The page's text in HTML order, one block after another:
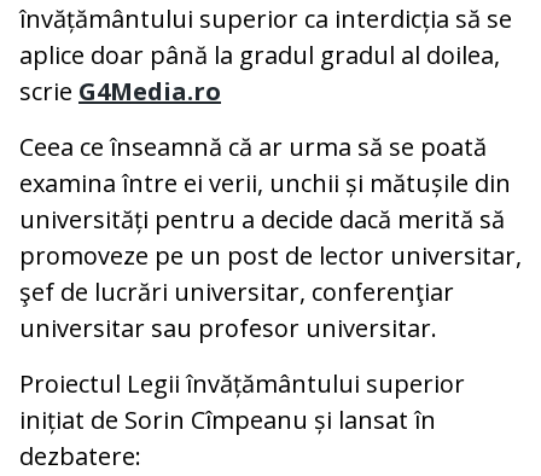
învățământului superior ca interdicția să se
aplice doar până la gradul gradul al doilea,
scrie G4Media.ro
Ceea ce înseamnă că ar urma să se poată
examina între ei verii, unchii și mătușile din
universități pentru a decide dacă merită să
promoveze pe un post de lector universitar,
şef de lucrări universitar, conferenţiar
universitar sau profesor universitar.
Proiectul Legii învățământului superior
inițiat de Sorin Cîmpeanu și lansat în
dezbatere: